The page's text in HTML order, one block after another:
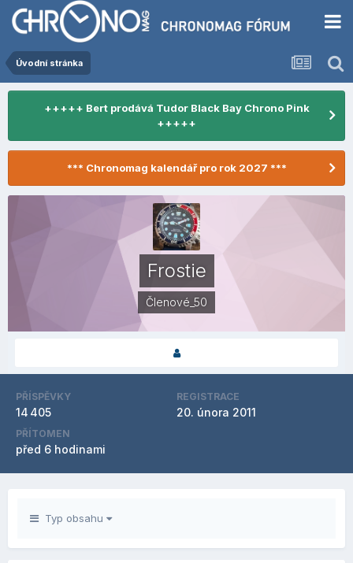
Úvodní stránka
+++++ Bert prodává Tudor Black Bay Chrono Pink
+++++
*** Chronomag kalendář pro rok 2027 ***
Frostie
Členové_50
PŘÍSPĚVKY
14 405
REGISTRACE
20. února 2011
PŘÍTOMEN
před 6 hodinami
Typ obsahu